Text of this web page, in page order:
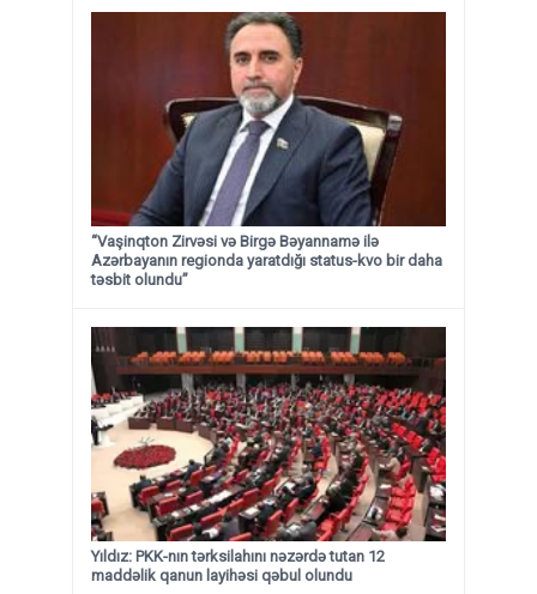
“Vaşinqton Zirvəsi və Birgə Bəyannamə ilə
Azərbayanın regionda yaratdığı status-kvo bir daha
təsbit olundu”
Yıldız: PKK-nın tərksilahını nəzərdə tutan 12
maddəlik qanun layihəsi qəbul olundu ​​​​​​​